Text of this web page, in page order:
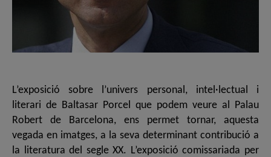
L’exposició sobre l’univers personal, intel·lectual i
literari de Baltasar Porcel que podem veure al Palau
Robert de Barcelona, ens permet tornar, aquesta
vegada en imatges, a la seva determinant contribució a
la literatura del segle XX. L’exposició comissariada per